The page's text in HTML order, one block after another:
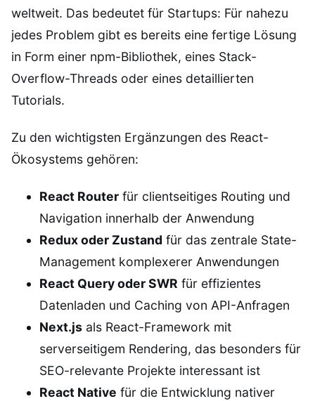
weltweit. Das bedeutet für Startups: Für nahezu
jedes Problem gibt es bereits eine fertige Lösung
in Form einer npm-Bibliothek, eines Stack-
Overflow-Threads oder eines detaillierten
Tutorials.
Zu den wichtigsten Ergänzungen des React-
Ökosystems gehören:
React Router für clientseitiges Routing und
Navigation innerhalb der Anwendung
Redux oder Zustand für das zentrale State-
Management komplexerer Anwendungen
React Query oder SWR für effizientes
Datenladen und Caching von API-Anfragen
Next.js als React-Framework mit
serverseitigem Rendering, das besonders für
SEO-relevante Projekte interessant ist
React Native für die Entwicklung nativer